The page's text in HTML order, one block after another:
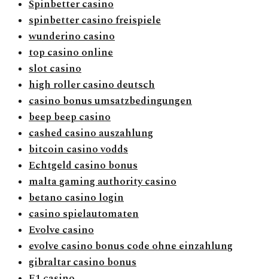
Spinbetter casino
spinbetter casino freispiele
wunderino casino
top casino online
slot casino
high roller casino deutsch
casino bonus umsatzbedingungen
beep beep casino
cashed casino auszahlung
bitcoin casino vodds
Echtgeld casino bonus
malta gaming authority casino
betano casino login
casino spielautomaten
Evolve casino
evolve casino bonus code ohne einzahlung
gibraltar casino bonus